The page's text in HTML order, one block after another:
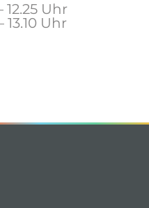
12.25 Uhr
13.10 Uhr